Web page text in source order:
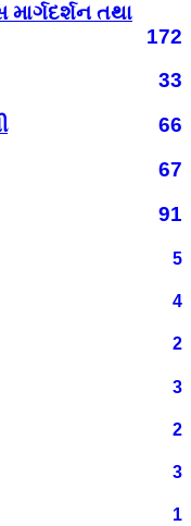
તથા
172
33
66
67
91
5
4
2
3
2
3
1